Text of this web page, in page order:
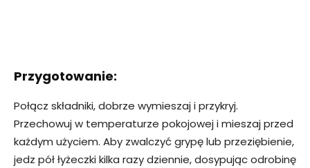
Przygotowanie:
Połącz składniki, dobrze wymieszaj i przykryj.
Przechowuj w temperaturze pokojowej i mieszaj przed
każdym użyciem. Aby zwalczyć grypę lub przeziębienie,
jedz pół łyżeczki kilka razy dziennie, dosypując odrobinę